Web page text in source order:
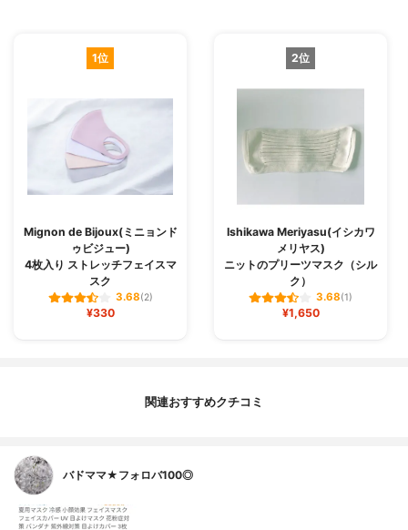
1位
Mignon de Bijoux(ミニョンド
ゥビジュー)
4枚入り ストレッチフェイスマ
スク
3.68(2)
¥330
2位
Ishikawa Meriyasu(イシカワ
メリヤス)
ニットのプリーツマスク（シル
ク）
3.68(1)
¥1,650
関連おすすめクチコミ
バドママ★フォロバ100◎